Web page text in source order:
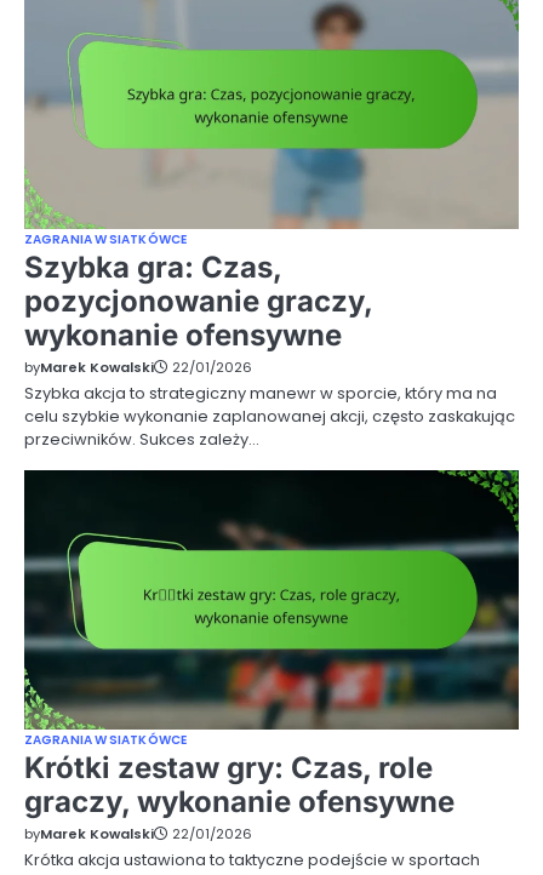
ZAGRANIA W SIATKÓWCE
Szybka gra: Czas,
pozycjonowanie graczy,
wykonanie ofensywne
byMarek Kowalski 22/01/2026
Szybka akcja to strategiczny manewr w sporcie, który ma na
celu szybkie wykonanie zaplanowanej akcji, często zaskakując
przeciwników. Sukces zależy…
ZAGRANIA W SIATKÓWCE
Krótki zestaw gry: Czas, role
graczy, wykonanie ofensywne
byMarek Kowalski 22/01/2026
Krótka akcja ustawiona to taktyczne podejście w sportach